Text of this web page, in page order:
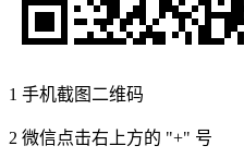
1 手机截图二维码
2 微信点击右上方的 "+" 号